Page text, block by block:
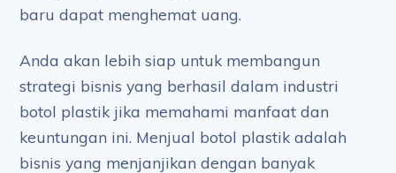
baru dapat menghemat uang.
Anda akan lebih siap untuk membangun
strategi bisnis yang berhasil dalam industri
botol plastik jika memahami manfaat dan
keuntungan ini. Menjual botol plastik adalah
bisnis yang menjanjikan dengan banyak